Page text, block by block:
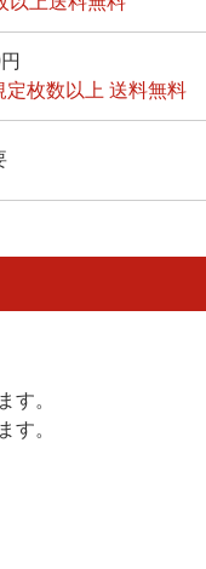
枚数以上 送料無料
す。
す。